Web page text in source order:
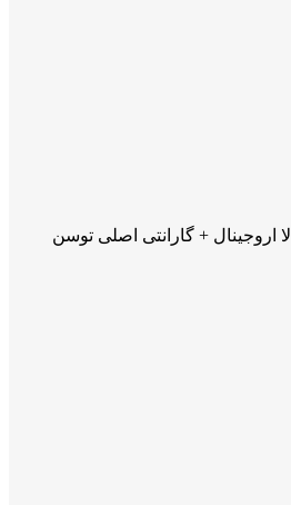
اروجینال + گارانتی اصلی توسن